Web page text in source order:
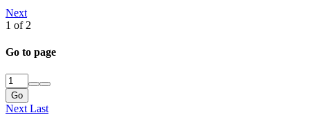
Next
1 of 2
Go to page
Go
Next Last